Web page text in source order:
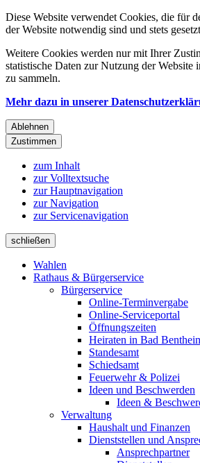
Diese Website verwendet Cookies, die für
der Website notwendig sind und stets
Weitere Cookies werden nur mit Ihrer
statistische Daten zur Nutzung der Website
zu sammeln.
Mehr dazu in unserer
Ablehnen
Zustimmen
zum Inhalt
zur Volltextsuche
zur Hauptnavigation
zur Navigation
zur Servicenavigation
schließen
Wahlen
Rathaus & Bürgerservice
Bürgerservice
Online-Terminvergabe
Online-Serviceportal
Öffnungszeiten
Heiraten in Bad
Standesamt
Schiedsamt
Feuerwehr & Polizei
Ideen und Beschwerden
Ideen &
Verwaltung
Haushalt und Finanzen
Dienststellen und
Ansprechpartner